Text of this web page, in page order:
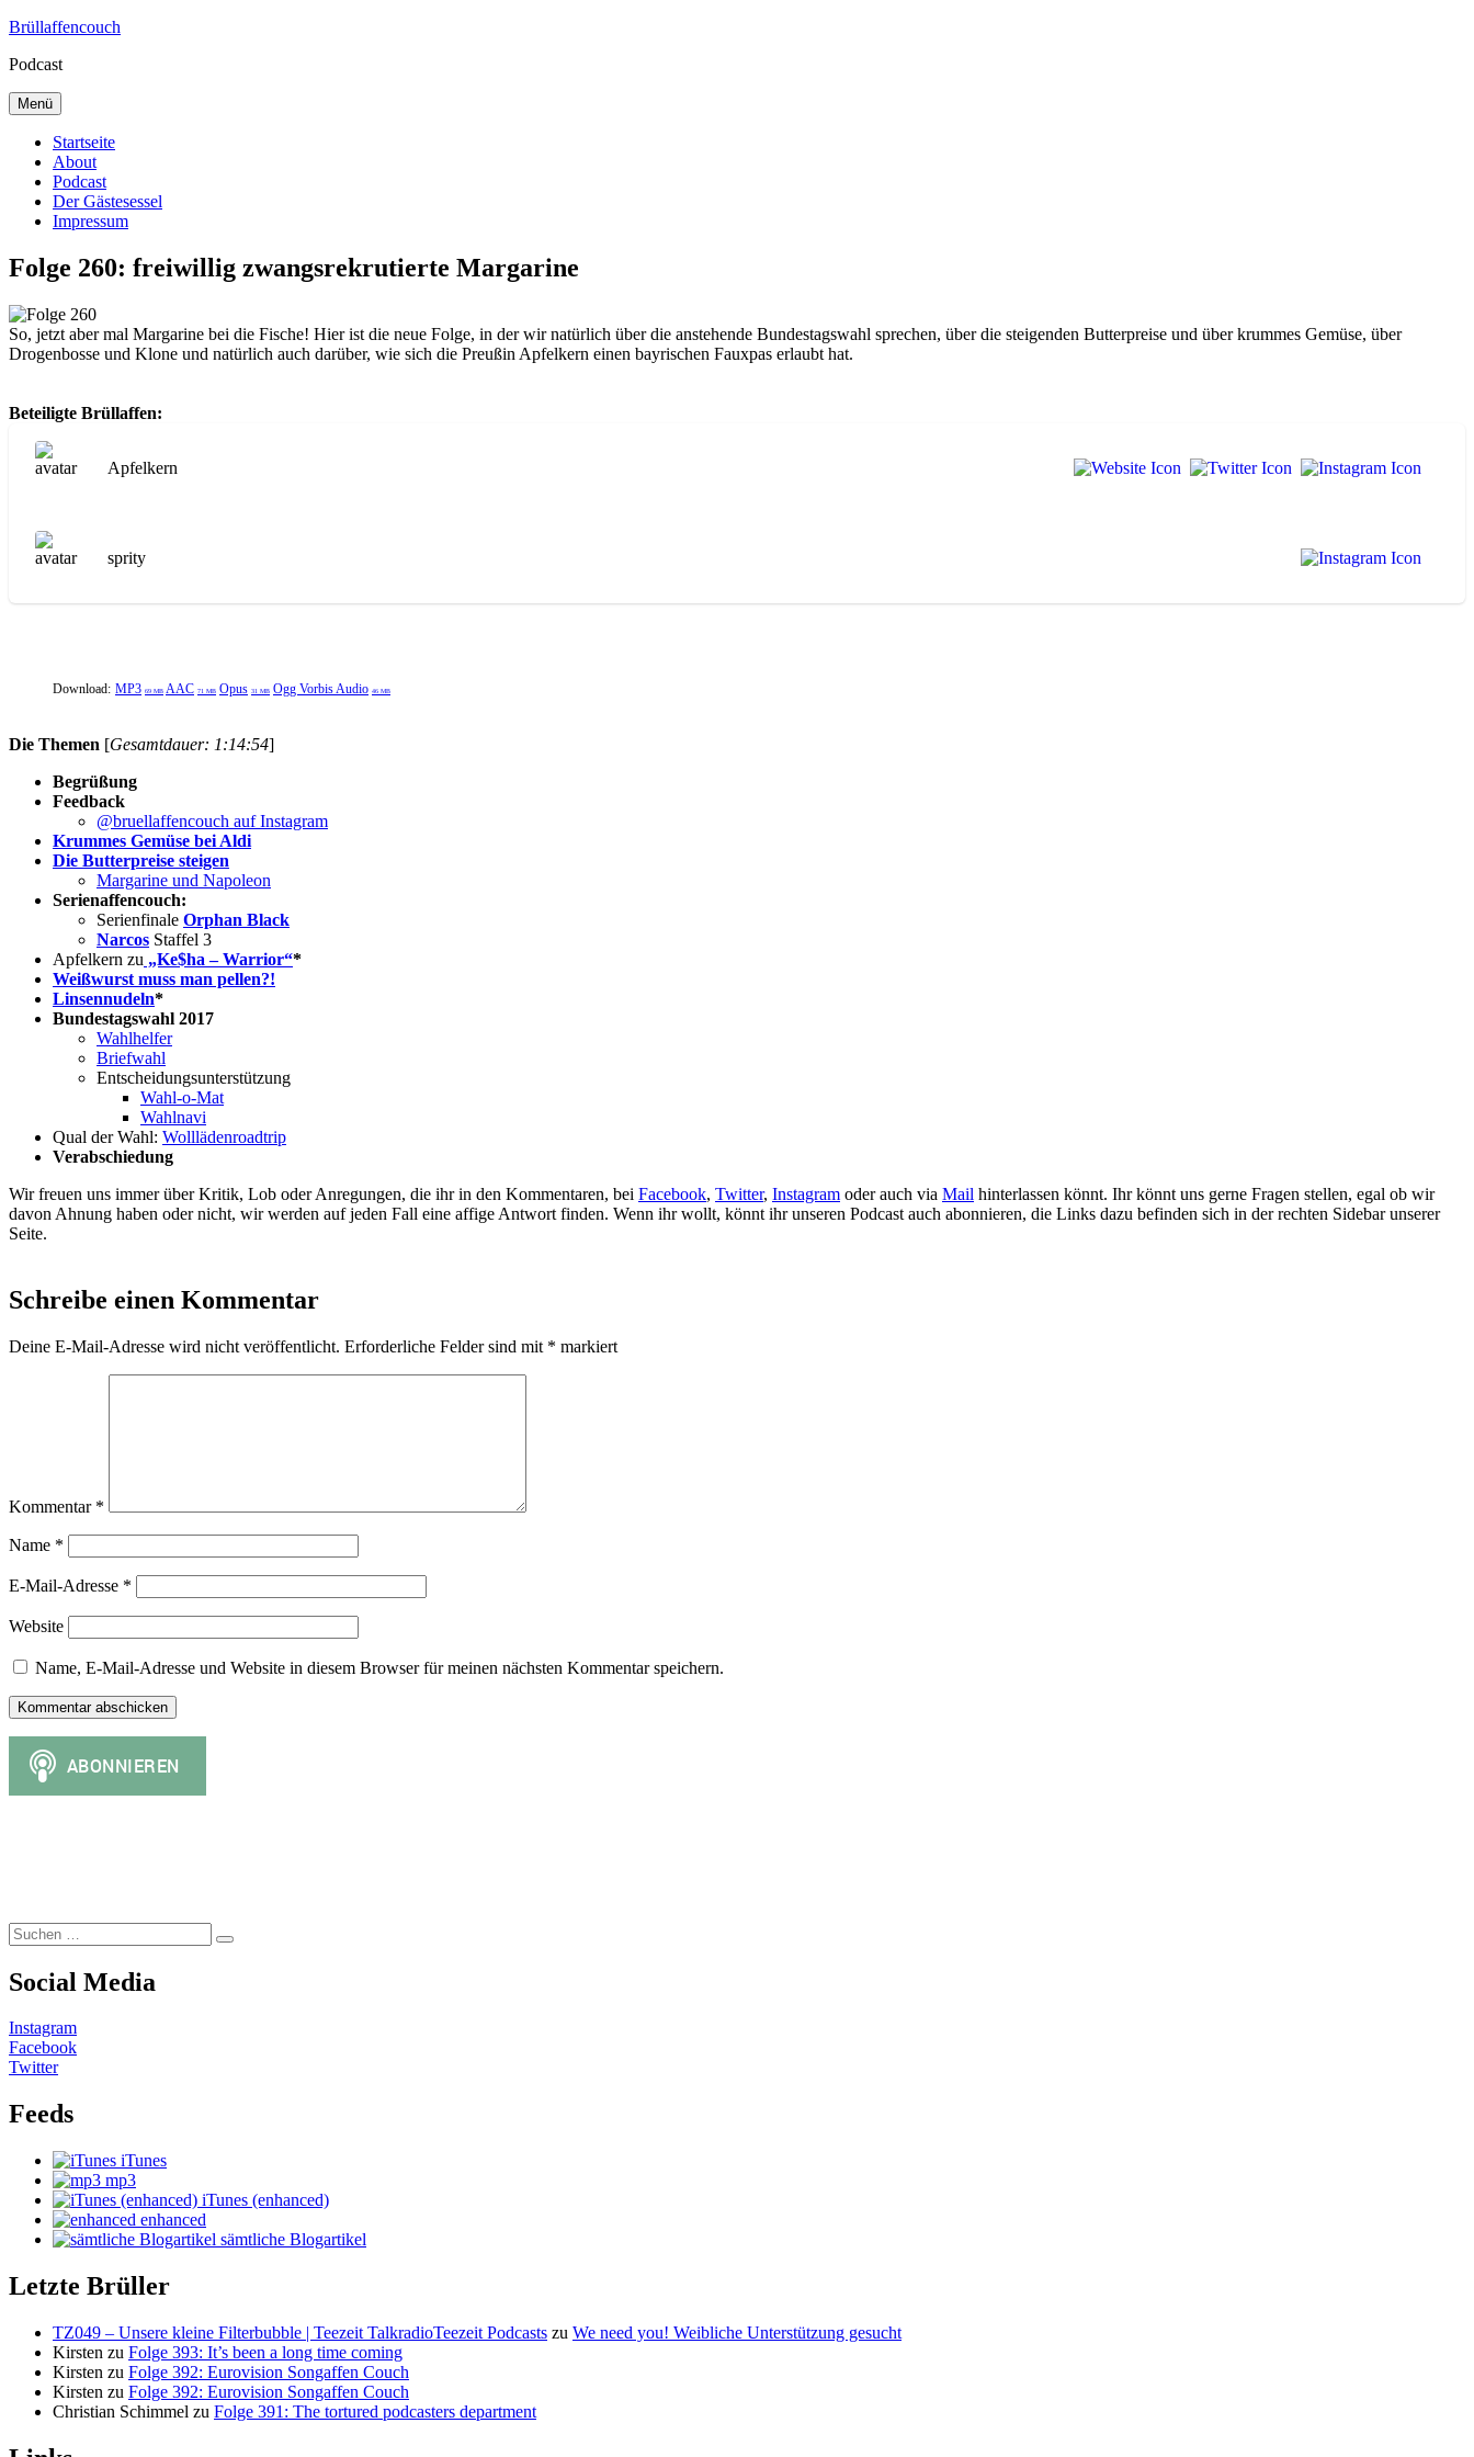
Zum
springen
Brüllaffencouch
Podcast
Menü
Startseite
About
Podcast
Der Gästesessel
Impressum
Folge 260: freiwillig zwangsrekrutierte Margarine
So, jetzt aber mal Margarine bei die Fische! Hier ist die neue Folge, in der wir natürlich über die anstehende Bundestagswahl sprechen, über die steigenden Butterpreise und über krummes Gemüse, über
Drogenbosse und Klone und natürlich auch darüber, wie sich die Preußin Apfelkern einen bayrischen Fauxpas erlaubt hat.
Beteiligte Brüllaffen:
Apfelkern
sprity
Download: MP3 69 MB AAC 71 MB Opus 31 MB Ogg Vorbis Audio 46 MB
Die Themen [Gesamtdauer: 1:14:54]
Begrüßung
Feedback
@bruellaffencouch auf Instagram
Krummes Gemüse bei Aldi
Die Butterpreise steigen
Margarine und Napoleon
Serienaffencouch:
Serienfinale Orphan Black
Narcos Staffel 3
Apfelkern zu „Ke$ha – Warrior“*
Weißwurst muss man pellen?!
Linsennudeln*
Bundestagswahl 2017
Wahlhelfer
Briefwahl
Entscheidungsunterstützung
Wahl-o-Mat
Wahlnavi
Qual der Wahl: Wolllädenroadtrip
Verabschiedung
Wir freuen uns immer über Kritik, Lob oder Anregungen, die ihr in den Kommentaren, bei Facebook, Twitter, Instagram oder auch via Mail hinterlassen könnt. Ihr könnt uns gerne Fragen stellen, egal ob wir
davon Ahnung haben oder nicht, wir werden auf jeden Fall eine affige Antwort finden. Wenn ihr wollt, könnt ihr unseren Podcast auch abonnieren, die Links dazu befinden sich in der rechten Sidebar unserer
Seite.
Schreibe einen Kommentar
Deine E-Mail-Adresse wird nicht veröffentlicht. Erforderliche Felder sind mit * markiert
Kommentar *
Name *
E-Mail-Adresse *
Website
Name, E-Mail-Adresse und Website in diesem Browser für meinen nächsten Kommentar speichern.
Suchen
nach:
Suchen
Social Media
Instagram
Facebook
Twitter
Feeds
iTunes
mp3
iTunes (enhanced)
enhanced
sämtliche Blogartikel
Letzte Brüller
TZ049 – Unsere kleine Filterbubble | Teezeit TalkradioTeezeit Podcasts zu We need you! Weibliche Unterstützung gesucht
Kirsten zu Folge 393: It’s been a long time coming
Kirsten zu Folge 392: Eurovision Songaffen Couch
Kirsten zu Folge 392: Eurovision Songaffen Couch
Christian Schimmel zu Folge 391: The tortured podcasters department